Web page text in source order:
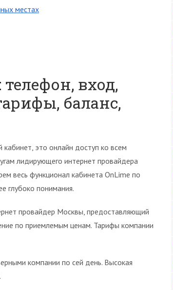
местах
вход,
баланс,
это онлайн доступ ко всем
лидирующего интернет провайдера
весь функционал кабинета OnLime по
глубоко понимания.
провайдер Москвы, предоставляющий
по приемлемым ценам. Тарифы компании
компании по сей день. Высокая